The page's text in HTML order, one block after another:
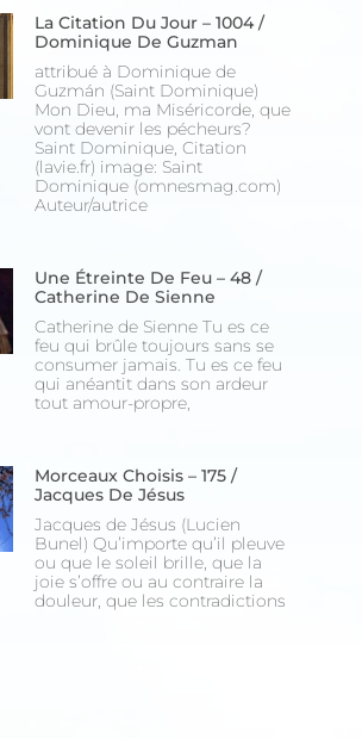
La Citation Du Jour – 1004 /
Dominique De Guzman
attribué à Dominique de
Guzmán (Saint Dominique)
Mon Dieu, ma Miséricorde, que
vont devenir les pécheurs?
Saint Dominique, Citation
(lavie.fr) image: Saint
Dominique (omnesmag.com)
Auteur/autrice
Une Étreinte De Feu – 48 /
Catherine De Sienne
Catherine de Sienne Tu es ce
feu qui brûle toujours sans se
consumer jamais. Tu es ce feu
qui anéantit dans son ardeur
tout amour-propre,
Morceaux Choisis – 175 /
Jacques De Jésus
Jacques de Jésus (Lucien
Bunel) Qu’importe qu’il pleuve
ou que le soleil brille, que la
joie s’offre ou au contraire la
douleur, que les contradictions